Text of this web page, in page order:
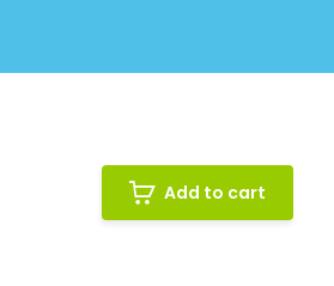
Add to cart